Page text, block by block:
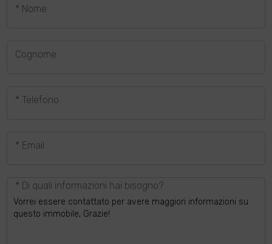
* Nome
Cognome
* Telefono
* Email
* Di quali informazioni hai bisogno?